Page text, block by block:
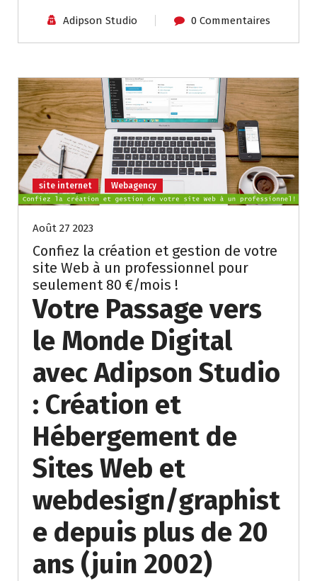
Adipson Studio 0 Commentaires
site internet Webagency
Août 27 2023
Confiez la création et gestion de votre
site Web à un professionnel pour
seulement 80 €/mois !
Votre Passage vers
le Monde Digital
avec Adipson Studio
: Création et
Hébergement de
Sites Web et
webdesign/graphist
e depuis plus de 20
ans (juin 2002)